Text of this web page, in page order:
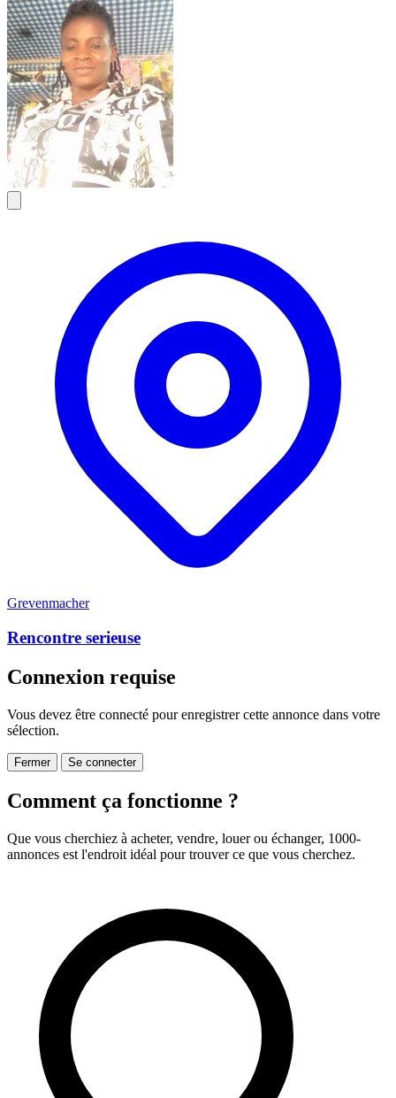
Grevenmacher
Rencontre serieuse
Connexion requise
Vous devez être connecté pour enregistrer cette annonce dans votre
sélection.
Fermer Se connecter
Comment ça fonctionne ?
Que vous cherchiez à acheter, vendre, louer ou échanger, 1000-
annonces est l'endroit idéal pour trouver ce que vous cherchez.